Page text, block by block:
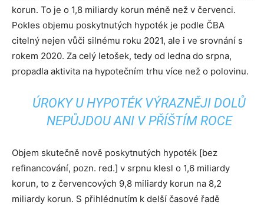
korun. To je o 1,8 miliardy korun méně než v červenci.
Pokles objemu poskytnutých hypoték je podle ČBA
citelný nejen vůči silnému roku 2021, ale i ve srovnání s
rokem 2020. Za celý letošek, tedy od ledna do srpna,
propadla aktivita na hypotečním trhu více než o polovinu.
ÚROKY U HYPOTÉK VÝRAZNĚJI DOLŮ
NEPŮJDOU ANI V PŘÍŠTÍM ROCE
Objem skutečně nově poskytnutých hypoték [bez
refinancování, pozn. red.] v srpnu klesl o 1,6 miliardy
korun, to z červencových 9,8 miliardy korun na 8,2
miliardy korun. S přihlédnutím k delší časové řadě